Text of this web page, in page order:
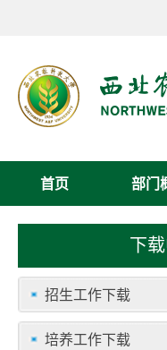
首页 部门
下
招生工作下载
培养工作下载